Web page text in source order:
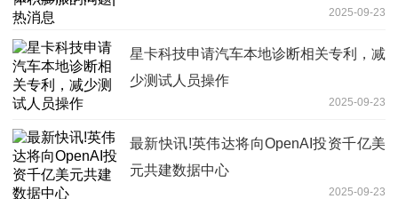
2025-09-23
星卡科技申请汽车本地诊断相关专利，减
少测试人员操作
2025-09-23
最新快讯!英伟达将向OpenAI投资千亿美
元共建数据中心
2025-09-23